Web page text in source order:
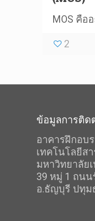
MOS
2
ข้อมูลการติด
อาคารฝึกอบ
เทคโนโลยีส
มหาวิทยาลัย
39 หมู่ 1 ถน
อ.ธัญบุรี ปทุม